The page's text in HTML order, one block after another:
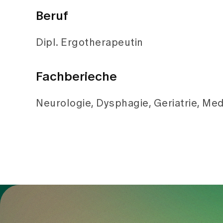
Beruf
Dipl. Ergotherapeutin
Fachberieche
Neurologie, Dysphagie, Geriatrie,